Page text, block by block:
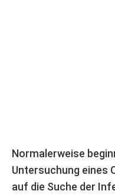
Normalerweise
Untersuchung eines
auf die Suche der